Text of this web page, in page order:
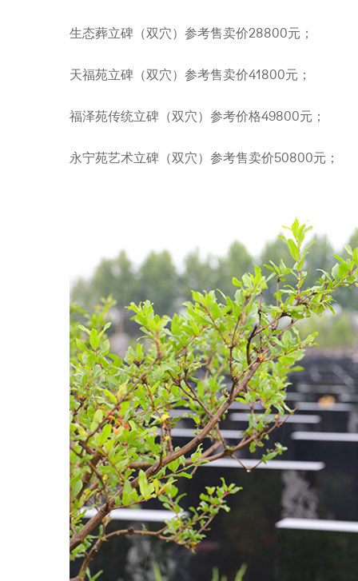
生态葬立碑（双穴）参考售卖价28800元；
天福苑立碑（双穴）参考售卖价41800元；
福泽苑传统立碑（双穴）参考价格49800元；
永宁苑艺术立碑（双穴）参考售卖价50800元；